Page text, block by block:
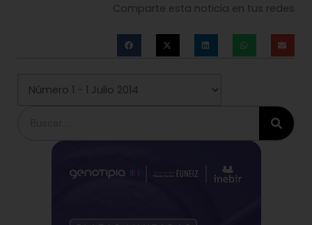
Comparte esta noticia en tus redes